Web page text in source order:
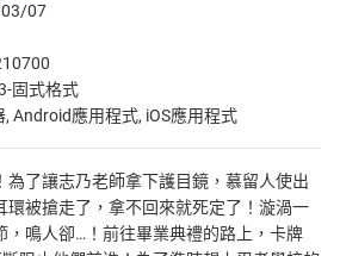
07
固式格式
Android應用程式, iOS應用程式
為了讓志乃老師拿下護目鏡，慕留人使出
環被搶走了，拿不回來就死定了！漩渦一
，鳴人卻…！前往畢業典禮的路上，卡牌